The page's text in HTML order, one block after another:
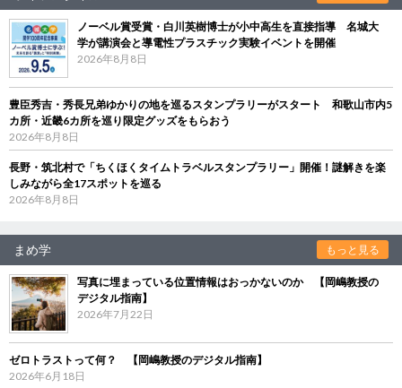
ノーベル賞受賞・白川英樹博士が小中高生を直接指導 名城大
学が講演会と導電性プラスチック実験イベントを開催
2026年8月8日
豊臣秀吉・秀長兄弟ゆかりの地を巡るスタンプラリーがスタート 和歌山市内5
カ所・近畿6カ所を巡り限定グッズをもらおう
2026年8月8日
長野・筑北村で「ちくほくタイムトラベルスタンプラリー」開催！謎解きを楽
しみながら全17スポットを巡る
2026年8月8日
まめ学 もっと見る
写真に埋まっている位置情報はおっかないのか 【岡嶋教授の
デジタル指南】
2026年7月22日
ゼロトラストって何？ 【岡嶋教授のデジタル指南】
2026年6月18日